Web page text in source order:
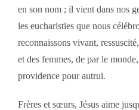
en son nom ; il vient dans nos
les eucharisties que nous
reconnaissons vivant,
et des femmes, de par le
providence pour autrui.
Frères et sœurs, Jésus aime